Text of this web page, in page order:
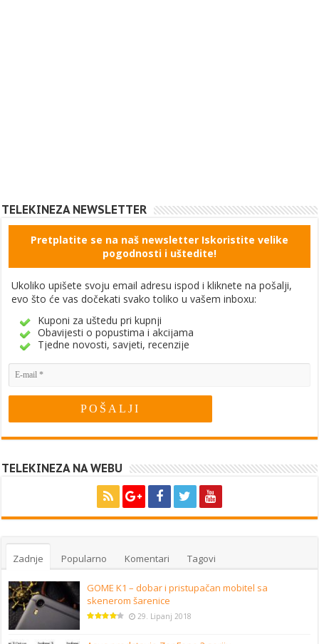
TELEKINEZA NEWSLETTER
Pretplatite se na naš newsletter Iskoristite velike
pogodnosti i uštedite!
Ukoliko upišete svoju email adresu ispod i kliknete na pošalji,
evo što će vas dočekati svako toliko u vašem inboxu:
Kuponi za uštedu pri kupnji
Obavijesti o popustima i akcijama
Tjedne novosti, savjeti, recenzije
TELEKINEZA NA WEBU
Zadnje Popularno Komentari Tagovi
GOME K1 – dobar i pristupačan mobitel sa
skenerom šarenice
29. Lipanj 2018